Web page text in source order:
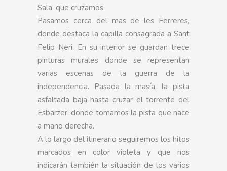
Sala, que cruzamos.
Pasamos cerca del mas de les Ferreres,
donde destaca la capilla consagrada a Sant
Felip Neri. En su interior se guardan trece
pinturas murales donde se representan
varias escenas de la guerra de la
independencia. Pasada la masía, la pista
asfaltada baja hasta cruzar el torrente del
Esbarzer, donde tomamos la pista que nace
a mano derecha.
A lo largo del itinerario seguiremos los hitos
marcados en color violeta y que nos
indicarán también la situación de los varios